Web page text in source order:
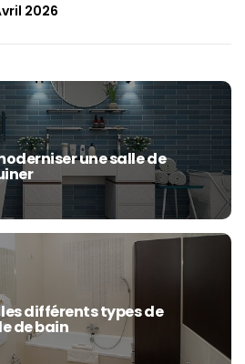
2026
une salle de
différents types de
de bain